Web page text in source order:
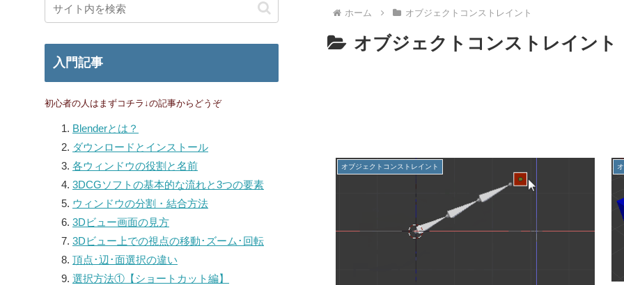
ホーム オブジェクトコンストレイント
オブジェクトコンストレイント
オブジェクトコンストレイント
入門記事
初心者の人はまずコチラ↓の記事からどうぞ
Blenderとは？
ダウンロードとインストール
各ウィンドウの役割と名前
3DCGソフトの基本的な流れと3つの要素
ウィンドウの分割・結合方法
3Dビュー画面の見方
3Dビュー上での視点の移動･ズーム･回転
頂点･辺･面選択の違い
選択方法①【ショートカット編】